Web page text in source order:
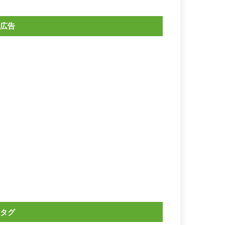
広告
タグ